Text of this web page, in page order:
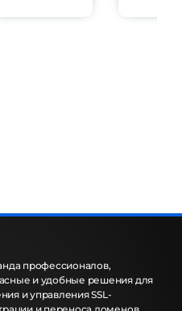
профессионалов,
и удобные решения для
и управления SSL-